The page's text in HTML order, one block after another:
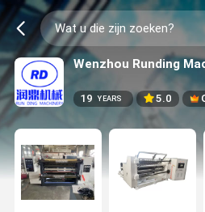
Wenzhou Runding
19 YEARS 5.0